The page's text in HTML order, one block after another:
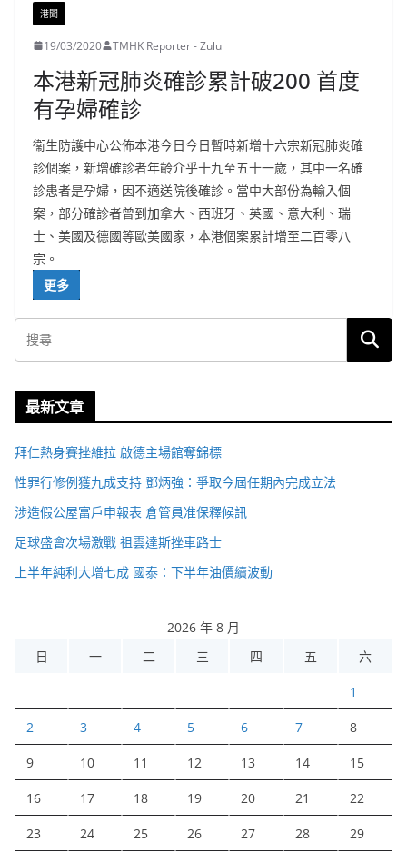
港聞
19/03/2020 TMHK Reporter - Zulu
本港新冠肺炎確診累計破200 首度
有孕婦確診
衞生防護中心公佈本港今日今日暫時新增十六宗新冠肺炎確
診個案，新增確診者年齡介乎十九至五十一歲，其中一名確
診患者是孕婦，因不適送院後確診。當中大部份為輸入個
案，部分確診者曾到加拿大、西班牙、英國、意大利、瑞
士、美國及德國等歐美國家，本港個案累計增至二百零八
宗。
更多
最新文章
拜仁熱身賽挫維拉 啟德主場館奪錦標
性罪行修例獲九成支持 鄧炳強：爭取今屆任期內完成立法
涉造假公屋富戶申報表 倉管員准保釋候訊
足球盛會次場激戰 祖雲達斯挫車路士
上半年純利大增七成 國泰：下半年油價續波動
2026 年 8 月
日
一 二 三 四 五 六
1
2 3 4 5 6 7 8
9 10 11 12 13 14 15
16 17 18 19 20 21 22
23 24 25 26 27 28 29